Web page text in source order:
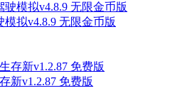
拟v4.8.9 无限金币版
新v1.2.87 免费版